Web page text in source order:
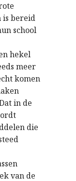
is bereid
school
hekel
meer
komen
in de
die
van de